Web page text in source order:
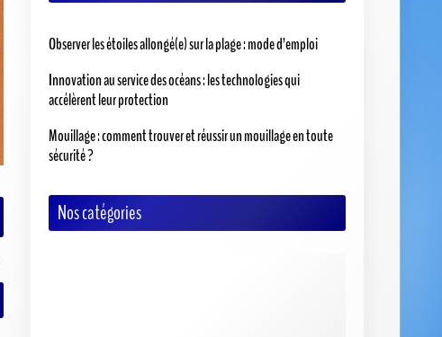
Observer les étoiles allongé(e) sur la plage : mode d’emploi
Innovation au service des océans : les technologies qui
accélèrent leur protection
Mouillage : comment trouver et réussir un mouillage en toute
sécurité ?
Nos catégories